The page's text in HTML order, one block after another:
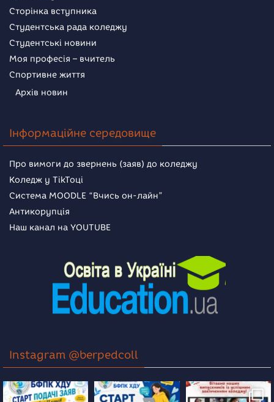
Сторінка вступника
Студентська рада коледжу
Студентські новини
Моя професія – вчитель
Спортивне життя
Архів новин
Інформаційне середовище
Про вимоги до звернень (заяв) до коледжу
Коледж у TikToці
Система MOODLE “Вчись он-лайн”
Антикорупція
Наш канал на YOUTUBE
Instagram @berpedcoll